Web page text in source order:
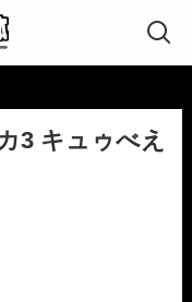
3 キュゥべえ